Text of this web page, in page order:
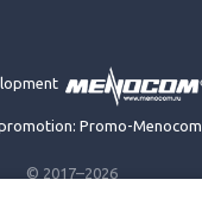
© 2017–2026
Promo-Menocom